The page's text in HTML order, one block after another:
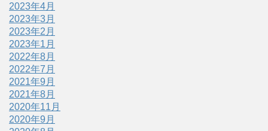
2023年4月
2023年3月
2023年2月
2023年1月
2022年8月
2022年7月
2021年9月
2021年8月
2020年11月
2020年9月